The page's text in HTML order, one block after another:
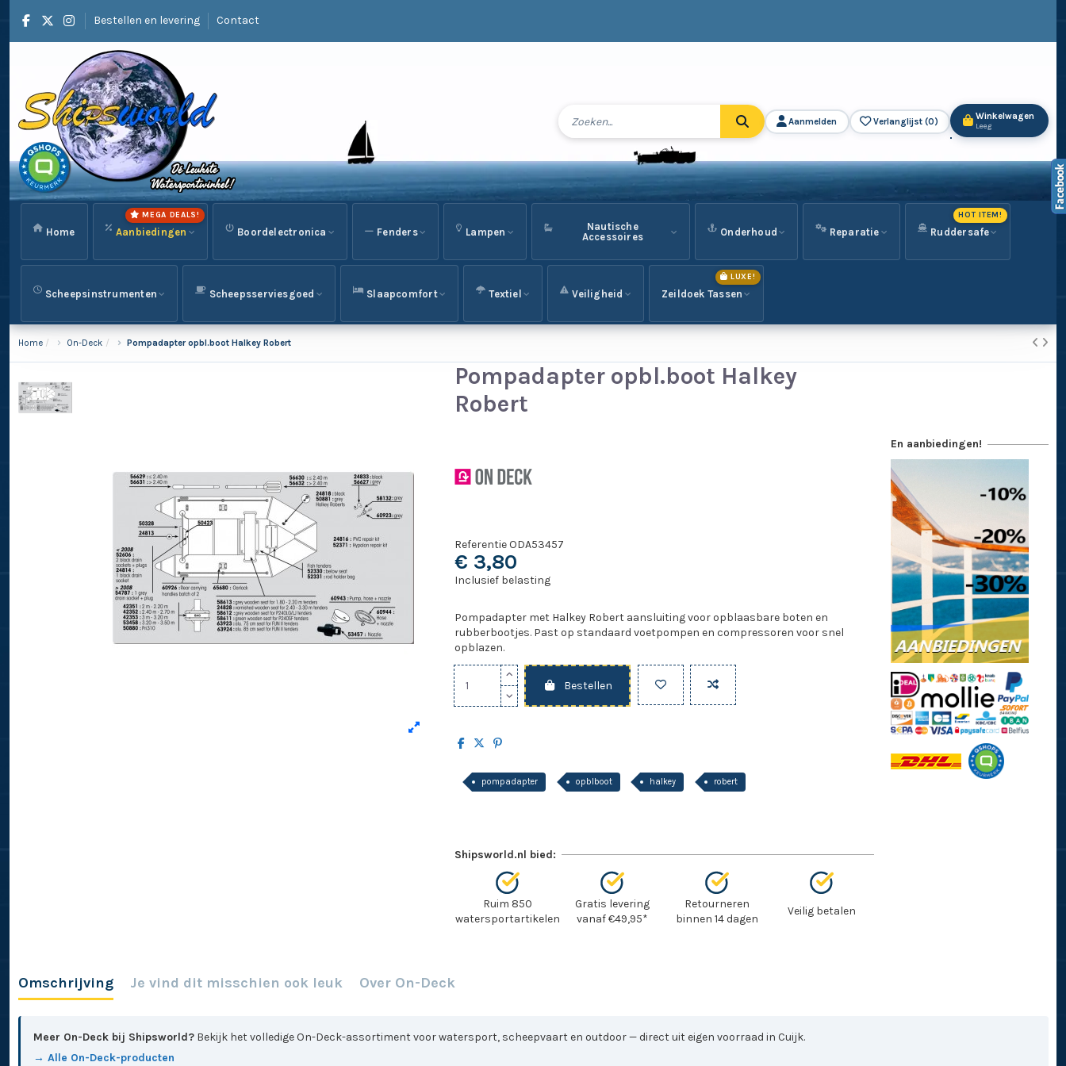
Bestellen en levering Contact
Aanmelden Verlanglijst (0) Winkelwagen
Leeg
Home Aanbiedingen
MEGA DEALS!
Boordelectronica Fenders Lampen
Nautische
Accessoires
Onderhoud Reparatie Ruddersafe
HOT ITEM!
Scheepsinstrumenten Scheepsserviesgoed Slaapcomfort Textiel Veiligheid Zeildoek Tassen
LUXE!
Home On-Deck Pompadapter opbl.boot Halkey Robert
Pompadapter opbl.boot Halkey
Robert
Referentie ODA53457
€ 3,80
Inclusief belasting
Pompadapter met Halkey Robert aansluiting voor opblaasbare boten en
rubberbootjes. Past op standaard voetpompen en compressoren voor snel
opblazen.
Bestellen
pompadapter opblboot halkey robert
Shipsworld.nl bied:
Ruim 850
watersportartikelen
Gratis levering
vanaf €49,95*
Retourneren
binnen 14 dagen
Veilig betalen
En aanbiedingen!
Omschrijving Je vind dit misschien ook leuk Over On-Deck
Meer On-Deck bij Shipsworld? Bekijk het volledige On-Deck-assortiment voor watersport, scheepvaart en outdoor — direct uit eigen voorraad in Cuijk.
→ Alle On-Deck-producten